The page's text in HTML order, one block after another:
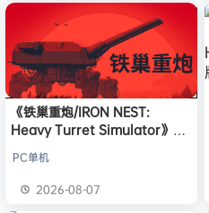
《铁巢重炮/IRON NEST:
Heavy Turret Simulator》免
PC单机
2026-08-07